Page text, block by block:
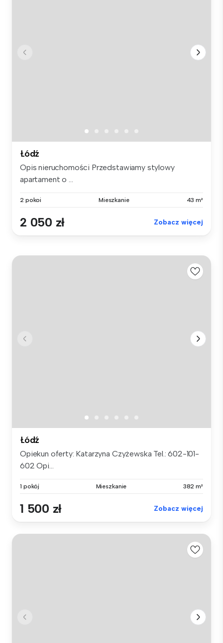
Łódź
Opis nieruchomości Przedstawiamy stylowy
apartament o ...
2 pokoi Mieszkanie 43 m²
2 050 zł Zobacz więcej
Łódź
Opiekun oferty: Katarzyna Czyżewska Tel.: 602-101-
602 Opi...
1 pokój Mieszkanie 382 m²
1 500 zł Zobacz więcej